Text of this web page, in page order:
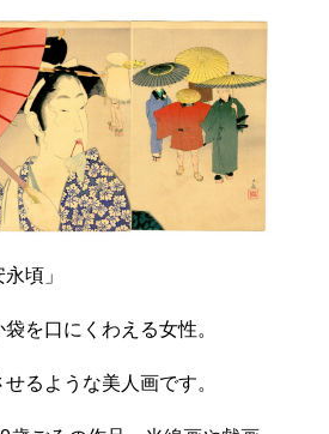
頃」
を口にくわえる女性。
るような美人画です。